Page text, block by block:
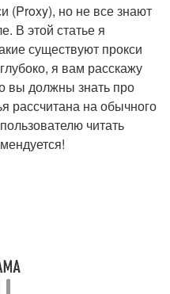
(Proxy), но не все знают
В этой статье я
существуют прокси
я вам расскажу
вы должны знать про
рассчитана на обычного
читать